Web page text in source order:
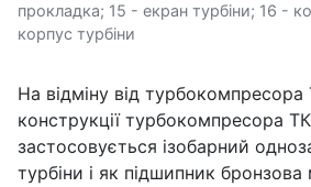
прокладка; 15 - екран турбіни; 16 -
корпус турбіни
На відміну від
конструкції турбокомпресора
застосовується ізобарний
турбіни і як підшипник